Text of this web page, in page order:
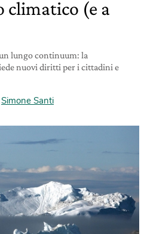
climatico (e a
lungo continuum: la
nuovi diritti per i cittadini e
Simone Santi